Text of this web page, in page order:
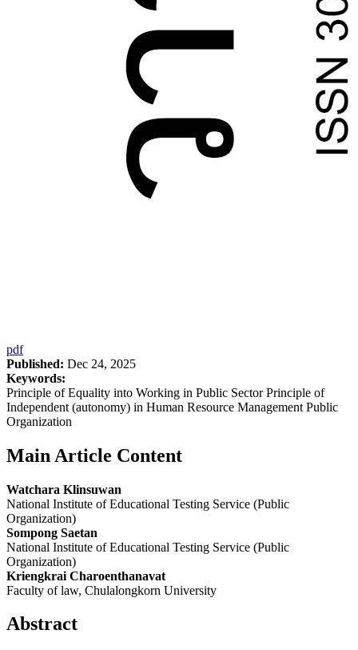
pdf
Published: Dec 24, 2025
Keywords:
Principle of Equality into Working in Public Sector Principle of
Independent (autonomy) in Human Resource Management Public
Organization
Main Article Content
Watchara Klinsuwan
National Institute of Educational Testing Service (Public
Organization)
Sompong Saetan
National Institute of Educational Testing Service (Public
Organization)
Kriengkrai Charoenthanavat
Faculty of law, Chulalongkorn University
Abstract